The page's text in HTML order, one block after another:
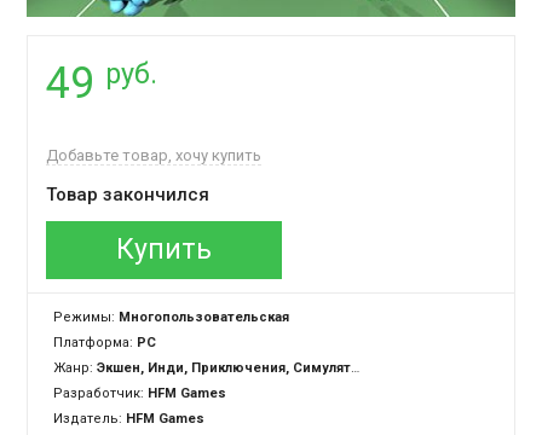
49 руб.
Добавьте товар, хочу купить
Товар закончился
Купить
Режимы: Многопользовательская
Платформа: PC
Жанр:Экшен, Инди, Приключения, Симулятор, Спорт, Казуальная
Разработчик: HFM Games
Издатель: HFM Games